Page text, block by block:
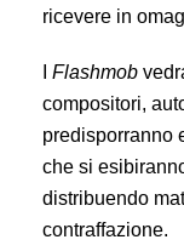
ricevere in
Flashmob
compositori,
predisporranno
che si
distribuendo
contraffazione.